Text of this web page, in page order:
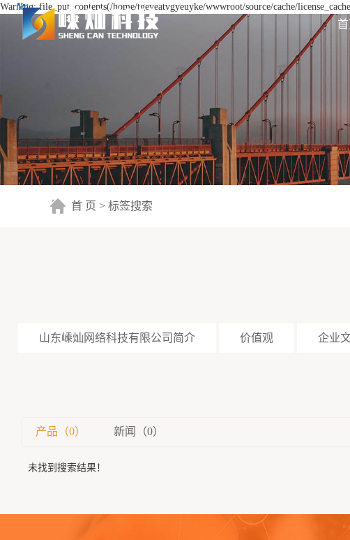
Warning: file_put_contents(/home/tgeyeatvgyeuyke/wwwroot/source/cache/
首 页 > 标签搜索
山东嵊灿网络科技有限公司简介 价值观 企业
产品（0） 新闻（0）
未找到搜索结果！